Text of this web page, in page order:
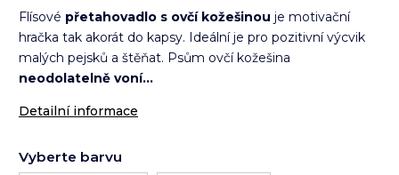
Flísové přetahovadlo s ovčí kožešinou je motivační
hračka tak akorát do kapsy. Ideální je pro pozitivní výcvik
malých pejsků a štěňat. Psům ovčí kožešina
neodolatelně voní...
Detailní informace
Vyberte barvu